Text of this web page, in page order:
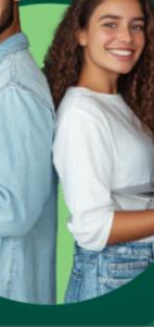
חברות, השראה,
ועבודה חברתית/